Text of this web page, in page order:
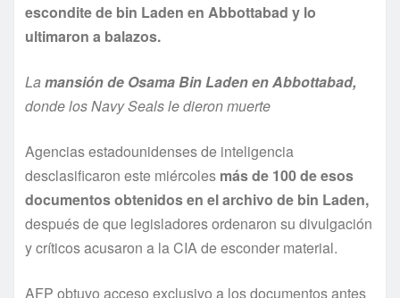
escondite de bin Laden en Abbottabad y lo
ultimaron a balazos.
Lamansión de Osama Bin Laden en Abbottabad,
donde los Navy Seals le dieron muerte
Agencias estadounidenses de inteligencia
desclasificaron este miércoles más de 100 de esos
documentos obtenidos en el archivo de bin Laden,
después de que legisladores ordenaron su divulgación
y crí­ticos acusaron a la CIA de esconder material.
AFP obtuvo acceso exclusivo a los documentos antes